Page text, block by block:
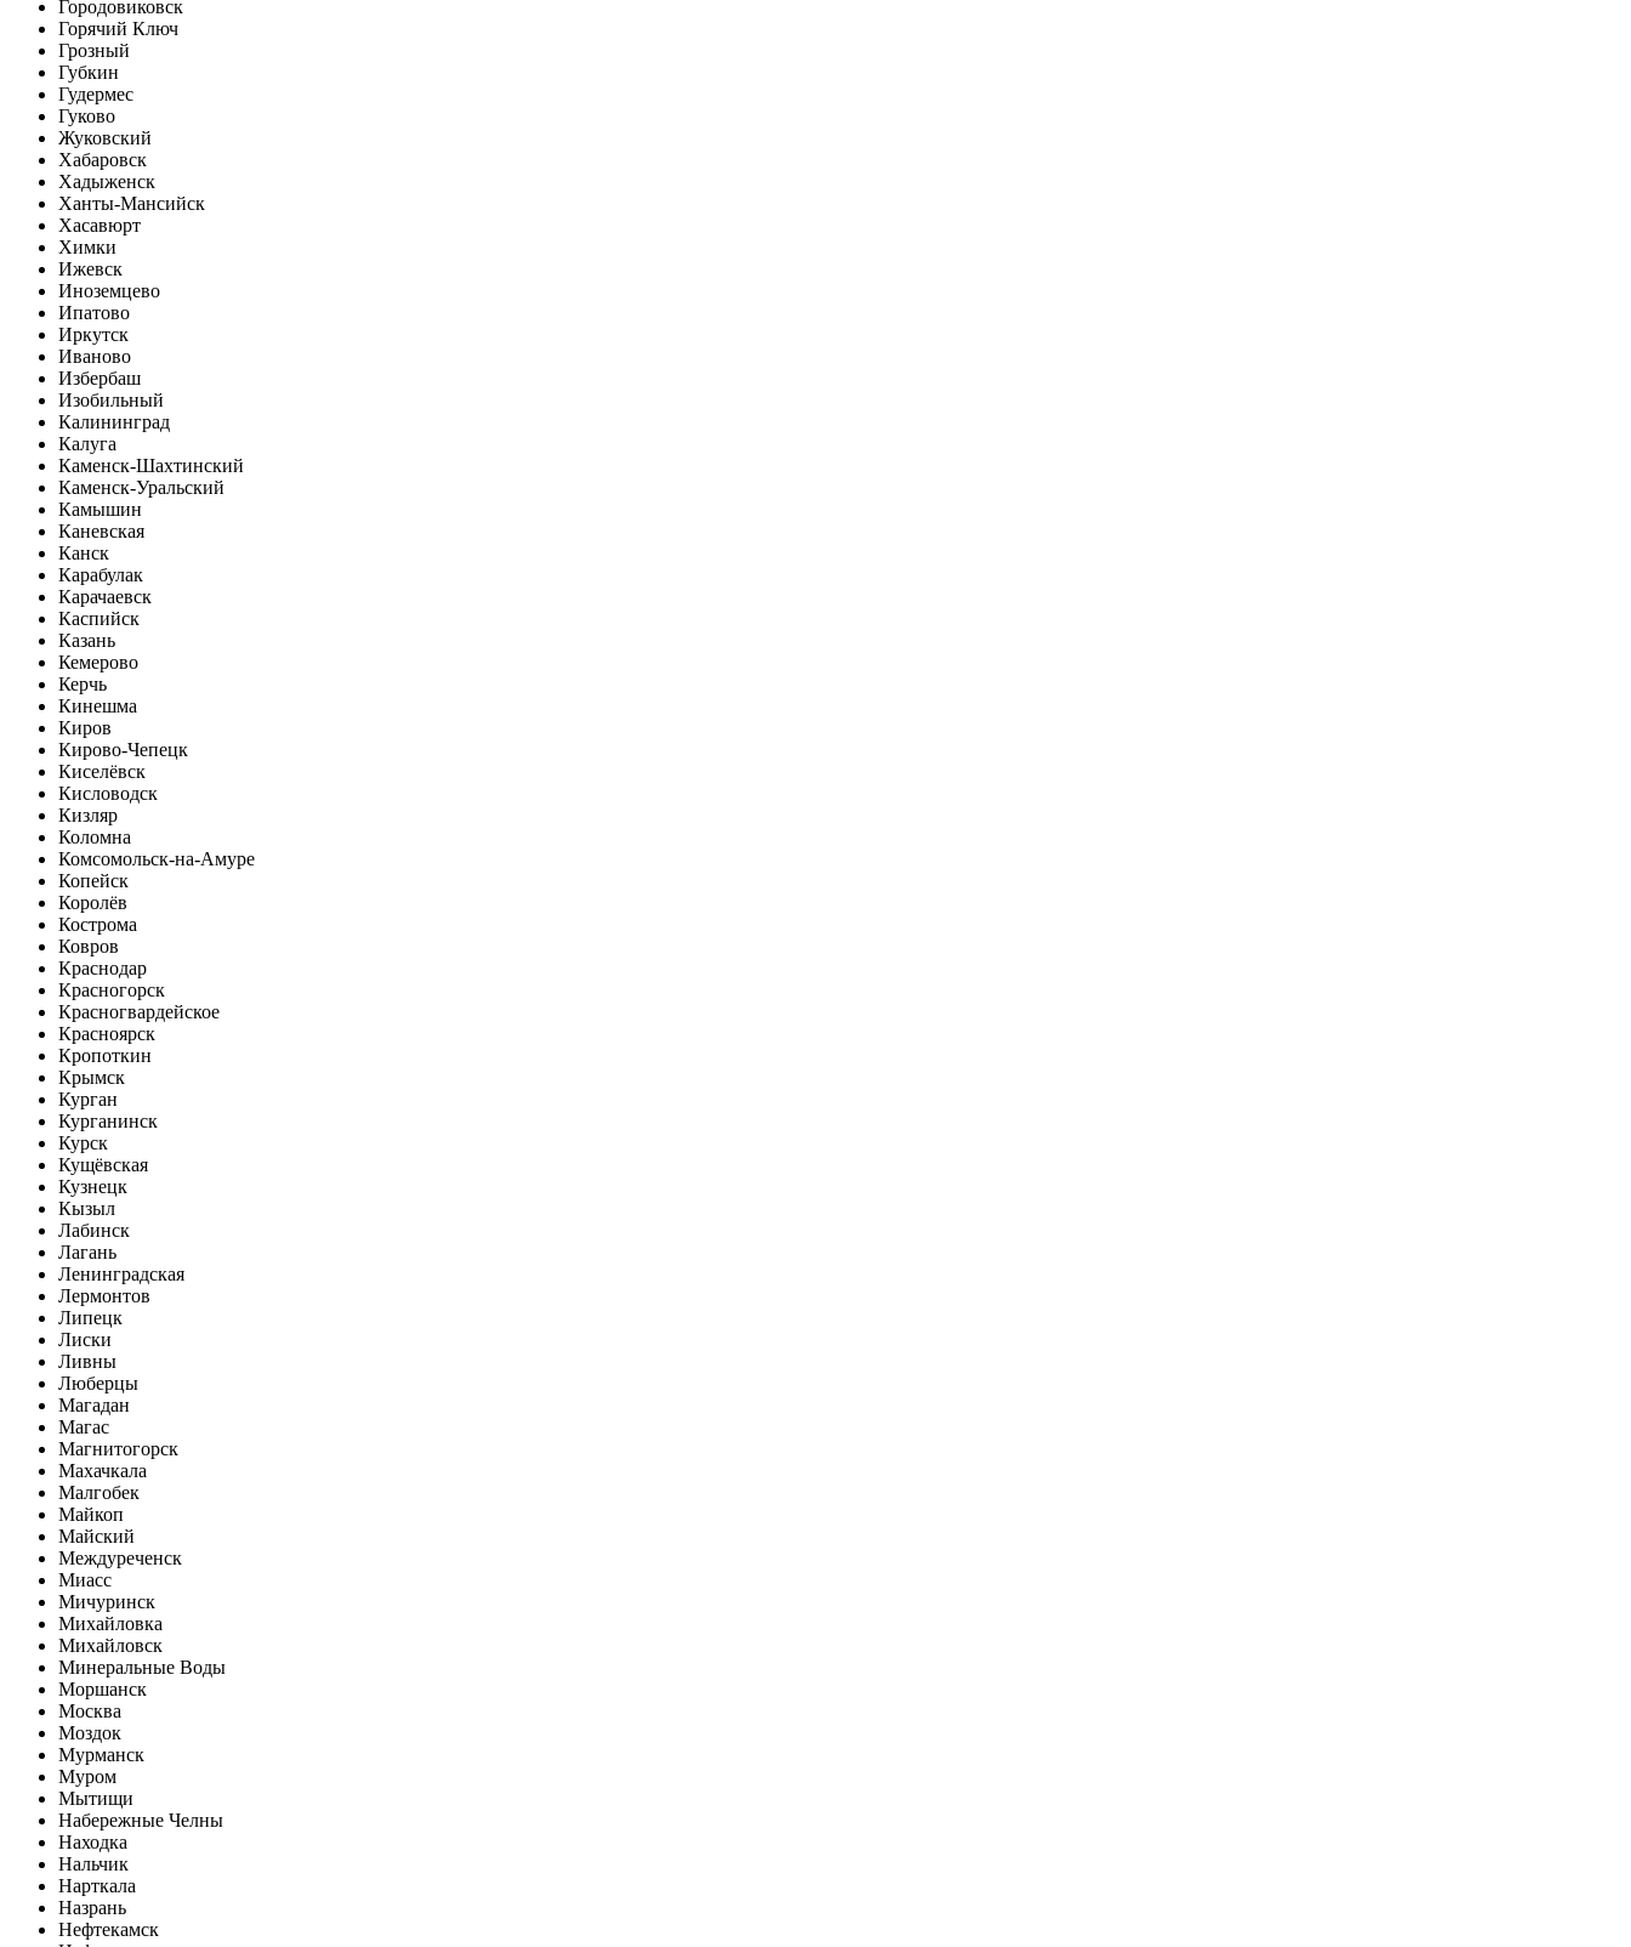
Городовиковск
Горячий Ключ
Грозный
Губкин
Гудермес
Гуково
Жуковский
Хабаровск
Хадыженск
Ханты-Мансийск
Хасавюрт
Химки
Ижевск
Иноземцево
Ипатово
Иркутск
Иваново
Избербаш
Изобильный
Калининград
Калуга
Каменск-Шахтинский
Каменск-Уральский
Камышин
Каневская
Канск
Карабулак
Карачаевск
Каспийск
Казань
Кемерово
Керчь
Кинешма
Киров
Кирово-Чепецк
Киселёвск
Кисловодск
Кизляр
Коломна
Комсомольск-на-Амуре
Копейск
Королёв
Кострома
Ковров
Краснодар
Красногорск
Красногвардейское
Красноярск
Кропоткин
Крымск
Курган
Курганинск
Курск
Кущёвская
Кузнецк
Кызыл
Лабинск
Лагань
Ленинградская
Лермонтов
Липецк
Лиски
Ливны
Люберцы
Магадан
Магас
Магнитогорск
Махачкала
Малгобек
Майкоп
Майский
Междуреченск
Миасс
Мичуринск
Михайловка
Михайловск
Минеральные Воды
Моршанск
Москва
Моздок
Мурманск
Муром
Мытищи
Набережные Челны
Находка
Нальчик
Нарткала
Назрань
Нефтекамск